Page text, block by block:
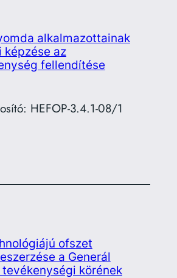
alkalmazottainak
képzése az
fellendítése
HEFOP-3.4.1-08/1
ofszet
a Generál
körének